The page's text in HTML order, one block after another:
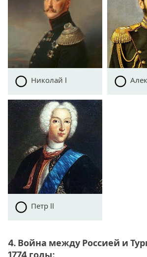
Николай I
Петр II
4. Война между Россией и
1774 годы: